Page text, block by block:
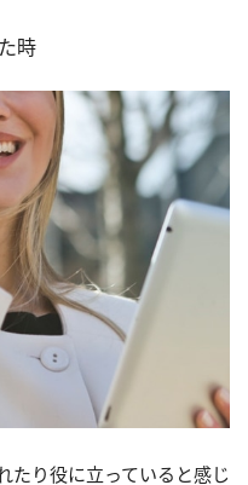
時
たり役に立っていると感じ